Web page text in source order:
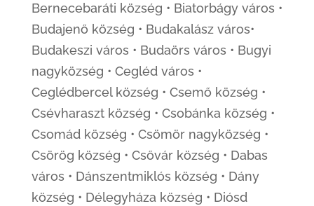
Bernecebaráti község • Biatorbágy város •
Budajenő község • Budakalász város•
Budakeszi város • Budaörs város • Bugyi
nagyközség • Cegléd város •
Ceglédbercel község • Csemő község •
Csévharaszt község • Csobánka község •
Csomád község • Csömör nagyközség •
Csörög község • Csővár község • Dabas
város • Dánszentmiklós község • Dány
község • Délegyháza község • Diósd